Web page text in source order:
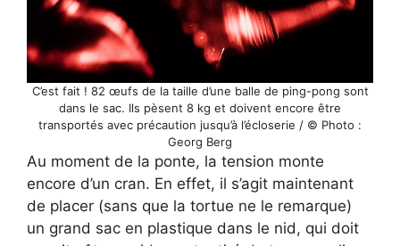
C’est fait ! 82 œufs de la taille d’une balle de ping-pong sont
dans le sac. Ils pèsent 8 kg et doivent encore être
transportés avec précaution jusqu’à l’écloserie / © Photo :
Georg Berg
Au moment de la ponte, la tension monte
encore d’un cran. En effet, il s’agit maintenant
de placer (sans que la tortue ne le remarque)
un grand sac en plastique dans le nid, qui doit